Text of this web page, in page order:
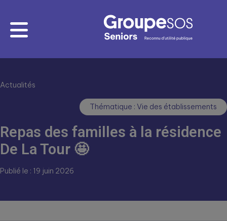
Actualités
Thématique : Vie des établissements
Repas des familles à la résidence
De La Tour 🤩
Publié le : 19 juin 2026